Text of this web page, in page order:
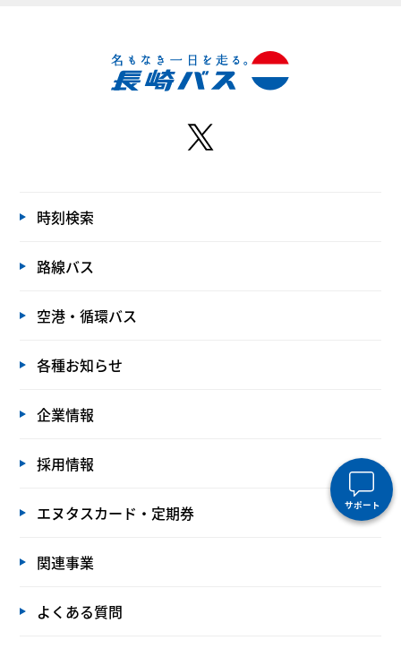
サポート
時刻検索
路線バス
空港・循環バス
各種お知らせ
企業情報
採用情報
エヌタスカード・定期券
関連事業
よくある質問